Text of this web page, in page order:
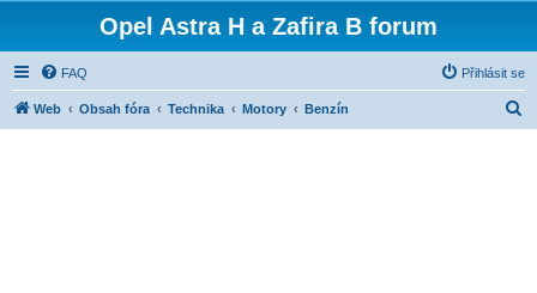
Opel Astra H a Zafira B forum
FAQ Přihlásit se
Web Obsah fóra Technika Motory Benzín